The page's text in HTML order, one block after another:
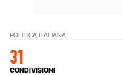
POLITICA ITALIANA
31
CONDIVISIONI